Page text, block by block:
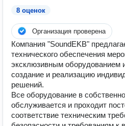
8 оценок
Организация проверена
Компания "SoundEKB"
технического обеспечения
эксклюзивным оборудованием
создание и реализацию
решений.
Все оборудование в
обслуживается и проходит
соответствие техническим